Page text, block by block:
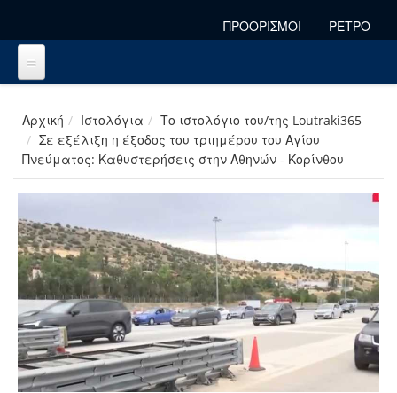
ΠΡΟΟΡΙΣΜΟΙ ΡΕΤΡΟ
Αρχική Ιστολόγια
Το ιστολόγιο του/της Loutraki365
Σε εξέλιξη η έξοδος του τριημέρου του Αγίου
Πνεύματος: Καθυστερήσεις στην Αθηνών - Κορίνθου